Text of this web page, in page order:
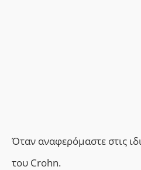
Όταν αναφερόμαστε στις
του Crohn.